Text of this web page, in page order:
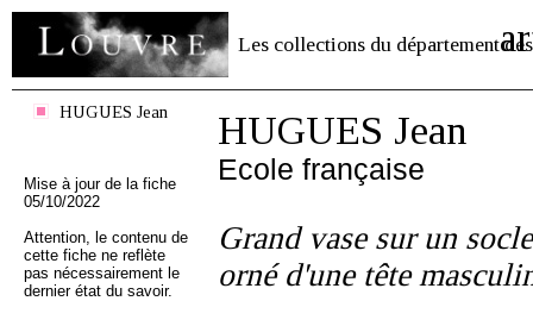
Les collections du département des
HUGUES Jean
Mise à jour de la fiche
05/10/2022
Attention, le contenu de
cette fiche ne reflète
pas nécessairement le
dernier état du savoir.
HUGUES Jean
Ecole française
Grand vase sur un
orné d'une tête